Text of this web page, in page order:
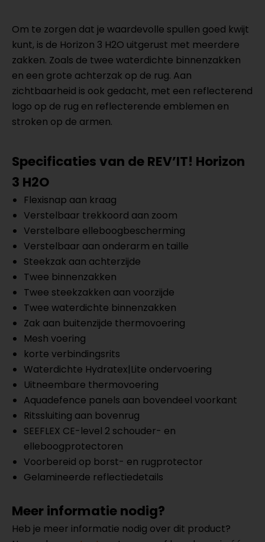
Om te zorgen dat je waardevolle spullen goed kwijt
kunt, is de Horizon 3 H2O uitgerust met meerdere
zakken. Zoals de twee waterdichte binnenzakken
en een grote achterzak op de rug. Aan
zichtbaarheid is ook gedacht, met een reflecterend
logo op de rug en reflecterende emblemen en
stroken op de armen.
Specificaties van de REV’IT! Horizon
3 H2O
Flexisnap aan kraag
Verstelbaar trekkoord aan zoom
Verstelbare elleboogbescherming
Verstelbaar aan onderarm en taille
Steekzak aan achterzijde
Twee binnenzakken
Twee steekzakken aan voorzijde
Twee waterdichte binnenzakken
Zak aan buitenzijde thermovoering
Mesh voering
korte verbindingsrits
Waterdichte Hydratex|Lite ondervoering
Uitneembare thermovoering
Aquadefence panels aan bovendeel voorkant
Ritssluiting aan bovenrug
SEEFLEX CE-level 2 schouder- en
elleboogprotectoren
Voorbereid op borst- en rugprotector
Gelamineerde reflectiedetails
Meer informatie nodig?
Heb je meer informatie nodig over dit product?